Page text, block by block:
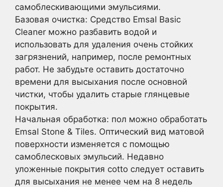
самоблескивающими эмульсиями.
Базовая очистка: Средство Emsal Basic
Cleaner можно разбавить водой и
использовать для удаления очень стойких
загрязнений, например, после ремонтных
работ. Не забудьте оставить достаточно
времени для высыхания после основной
чистки, чтобы удалить старые глянцевые
покрытия.
Начальная обработка: пол можно обработать
Emsal Stone & Tiles. Оптический вид матовой
поверхности изменяется с помощью
самоблесковых эмульсий. Недавно
уложенные покрытия cotto следует оставить
для высыхания не менее чем на 8 недель